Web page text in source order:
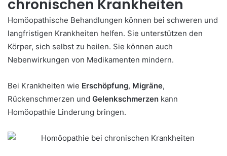
chronischen Krankheiten
Homöopathische Behandlungen können bei schweren und
langfristigen Krankheiten helfen. Sie unterstützen den
Körper, sich selbst zu heilen. Sie können auch
Nebenwirkungen von Medikamenten mindern.
Bei Krankheiten wie Erschöpfung, Migräne,
Rückenschmerzen und Gelenkschmerzen kann
Homöopathie Linderung bringen.